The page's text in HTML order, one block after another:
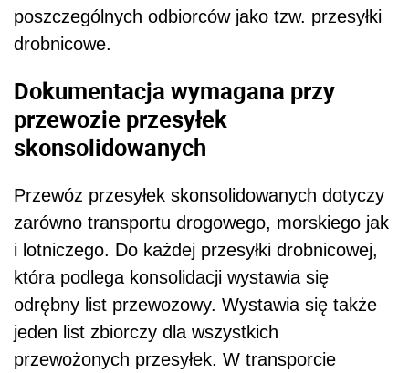
poszczególnych odbiorców jako tzw. przesyłki
drobnicowe.
Dokumentacja wymagana przy
przewozie przesyłek
skonsolidowanych
Przewóz przesyłek skonsolidowanych dotyczy
zarówno transportu drogowego, morskiego jak
i lotniczego. Do każdej przesyłki drobnicowej,
która podlega konsolidacji wystawia się
odrębny list przewozowy. Wystawia się także
jeden list zbiorczy dla wszystkich
przewożonych przesyłek. W transporcie